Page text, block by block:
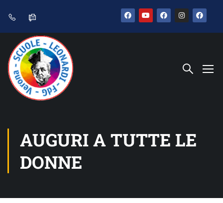
AUGURI A TUTTE LE
DONNE